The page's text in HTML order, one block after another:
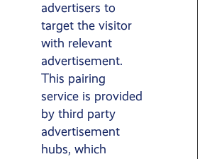
advertisers to
target the visitor
with relevant
advertisement.
This pairing
service is provided
by third party
advertisement
hubs, which